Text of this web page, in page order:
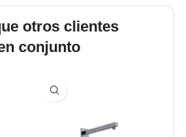
otros clientes
conjunto